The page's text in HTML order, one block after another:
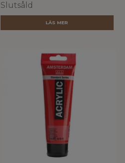
Slutsåld
LÄS MER